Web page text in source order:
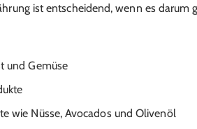
ist entscheidend, wenn es darum
und Gemüse
wie Nüsse, Avocados und Olivenöl